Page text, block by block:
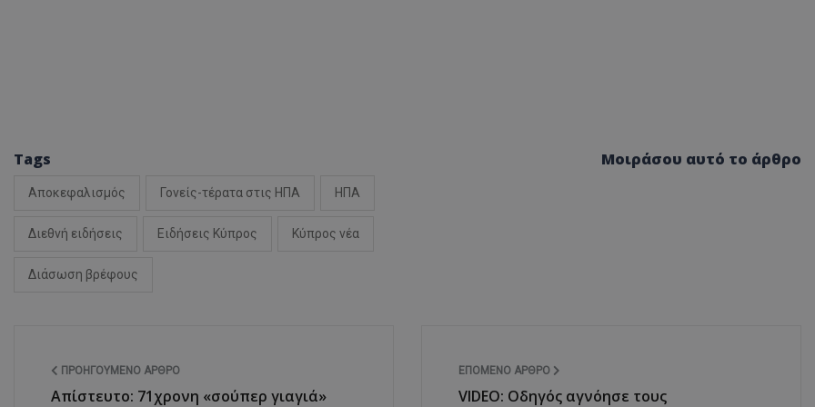
Tags
Αποκεφαλισμός Γονείς-τέρατα στις ΗΠΑ ΗΠΑ
Διεθνή ειδήσεις Ειδήσεις Κύπρος Κύπρος νέα
Διάσωση βρέφους
Μοιράσου αυτό το άρθρο
ΠΡΟΗΓΟΎΜΕΝΟ ΆΡΘΡΟ
Απίστευτο: 71χρονη «σούπερ γιαγιά»
ΕΠΌΜΕΝΟ ΆΡΘΡΟ
VIDEO: Οδηγός αγνόησε τους
έχει δει ο
επισκεφθεί τον
msToken